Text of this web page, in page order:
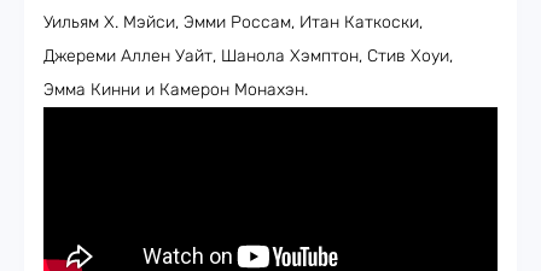
Уильям Х. Мэйси, Эмми Россам, Итан Каткоски,
Джереми Аллен Уайт, Шанола Хэмптон, Стив Хоуи,
Эмма Кинни и Камерон Монахэн.